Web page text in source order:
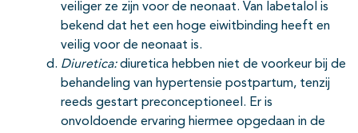
veiliger ze zijn voor de neonaat. Van labetalol is
bekend dat het een hoge eiwitbinding heeft en
veilig voor de neonaat is.
Diuretica:diuretica hebben niet de voorkeur bij de
behandeling van hypertensie postpartum, tenzij
reeds gestart preconceptioneel. Er is
onvoldoende ervaring hiermee opgedaan in de